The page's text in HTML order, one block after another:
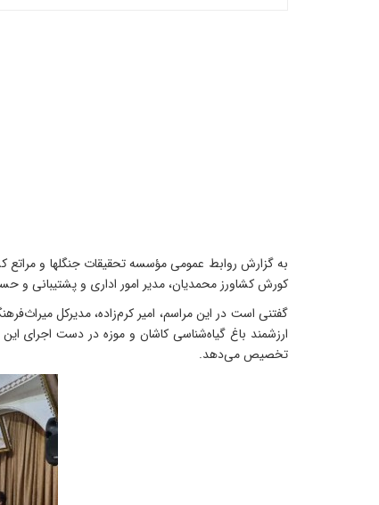
به گزارش روابط عمومی مؤسسه تحقیقات جنگلها و مراتع
کورش کشاورز محمدیان، مدیر امور اداری و پشتیبانی و حسین بتولی، رئیس باغ
گفتنی است در این مراسم، امیر کرم‌زاده، مدیرکل
ارزشمند باغ گیاه‌شناسی کاشان و موزه در دست اجرای
تخصیص می‌دهد.